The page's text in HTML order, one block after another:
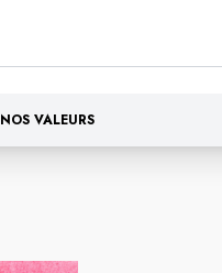
NOS VALEURS